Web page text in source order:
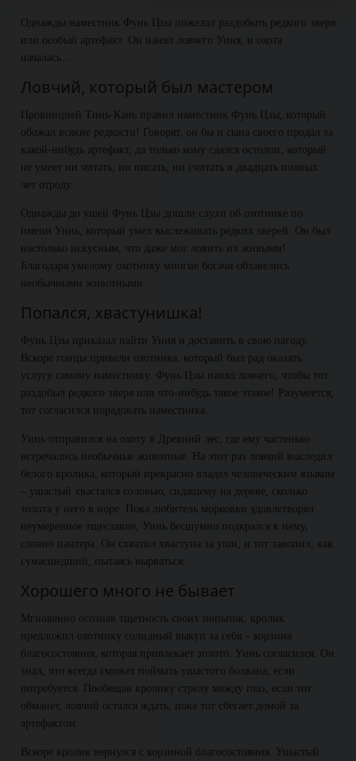
Однажды наместник Фунь Цзы пожелал раздобыть редкого зверя
или особый артефакт. Он нанял ловчего Уиня, и охота
началась…
Ловчий, который был мастером
Провинцией Тинь-Кань правил наместник Фунь Цзы, который
обожал всякие редкости! Говорят, он бы и сына своего продал за
какой-нибудь артефакт, да только кому сдался остолоп, который
не умеет ни читать, ни писать, ни считать в двадцать полных
лет отроду.
Однажды до ушей Фунь Цзы дошли слухи об охотнике по
имени Уинь, который умел выслеживать редких зверей. Он был
настолько искусным, что даже мог ловить их живыми!
Благодаря умелому охотнику многие богачи обзавелись
необычными животными.
Попался, хвастунишка!
Фунь Цзы приказал найти Уиня и доставить в свою пагоду.
Вскоре гонцы привели охотника, который был рад оказать
услугу самому наместнику. Фунь Цзы нанял ловчего, чтобы тот
раздобыл редкого зверя или что-нибудь такое этакое! Разумеется,
тот согласился порадовать наместника.
Уинь отправился на охоту в Древний лес, где ему частенько
встречались необычные животные. На этот раз ловчий выследил
белого кролика, который прекрасно владел человеческим языком
– ушастый хвастался соловью, сидящему на дереве, сколько
золота у него в норе. Пока любитель морковки удовлетворял
неумеренное тщеславие, Уинь бесшумно подкрался к нему,
словно пантера. Он схватил хвастуна за уши, и тот завопил, как
сумасшедший, пытаясь вырваться.
Хорошего много не бывает
Мгновенно осознав тщетность своих попыток, кролик
предложил охотнику солидный выкуп за себя – корзина
благосостояния, которая привлекает золото. Уинь согласился. Он
знал, что всегда сможет поймать ушастого болвана, если
потребуется. Пообещав кролику стрелу между глаз, если тот
обманет, ловчий остался ждать, пока тот сбегает домой за
артефактом.
Вскоре кролик вернулся с корзиной благосостояния. Ушастый